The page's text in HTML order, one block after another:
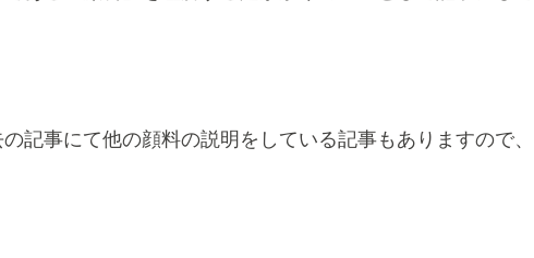
記事にて他の顔料の説明をしている記事もありますので、